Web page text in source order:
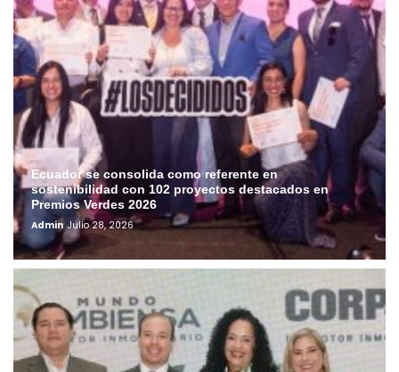
Ecuador se consolida como referente en
sostenibilidad con 102 proyectos destacados en
Premios Verdes 2026
Admin Julio 28, 2026